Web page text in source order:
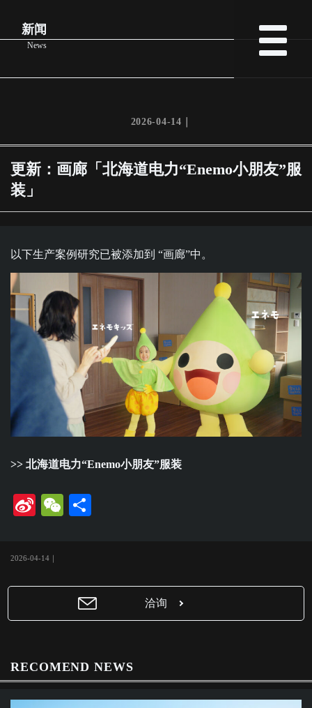
新闻
News
2026-04-14｜
更新：画廊「北海道电力“Enemo小朋友”服
装」
以下生产案例研究已被添加到 “画廊”中。
>> 北海道电力“Enemo小朋友”服装
Si
W
bo
W
t
2026-04-14｜
洽询
RECOMEND NEWS